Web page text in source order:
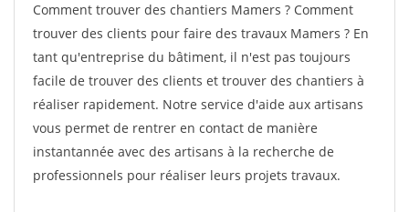
Comment trouver des chantiers Mamers ? Comment
trouver des clients pour faire des travaux Mamers ? En
tant qu'entreprise du bâtiment, il n'est pas toujours
facile de trouver des clients et trouver des chantiers à
réaliser rapidement. Notre service d'aide aux artisans
vous permet de rentrer en contact de manière
instantannée avec des artisans à la recherche de
professionnels pour réaliser leurs projets travaux.